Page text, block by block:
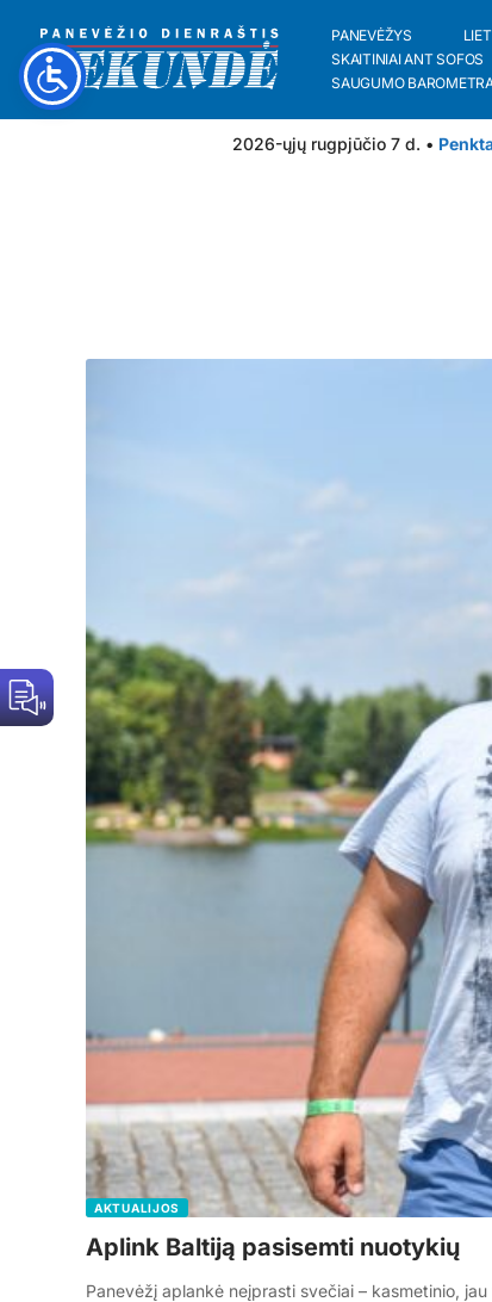
PANEVĖŽYS
SKAITINIAI ANT SOFOS
SAUGUMO
2026-ųjų rugpjūčio 7 d. •
AKTUALIJOS
Aplink Baltiją pasisemti nuotykių
Panevėžį aplankė neįprasti svečiai – kasmetinio,